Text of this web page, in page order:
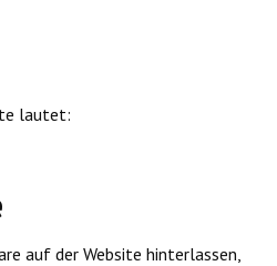
lautet:
auf der Website hinterlassen,